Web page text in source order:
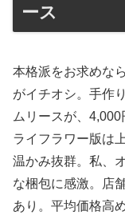
ース
本格派をお求めなら
がイチオシ。手作
ムリースが、
ライフラワー版は
温かみ抜群。私、
な梱包に感激。店
あり。平均価格高